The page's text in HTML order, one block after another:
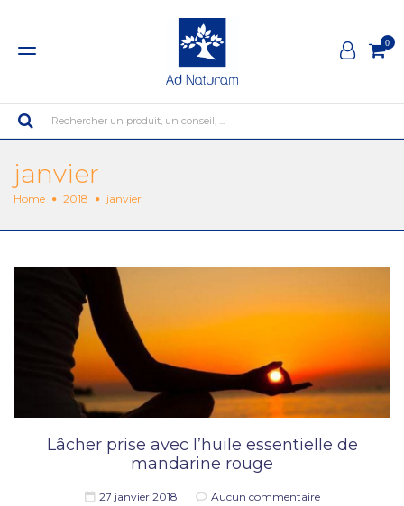
0
Rechercher un produit, un conseil, ...
janvier
Home 2018 janvier
Lâcher prise avec l’huile essentielle de
mandarine rouge
27 janvier 2018 Aucun commentaire